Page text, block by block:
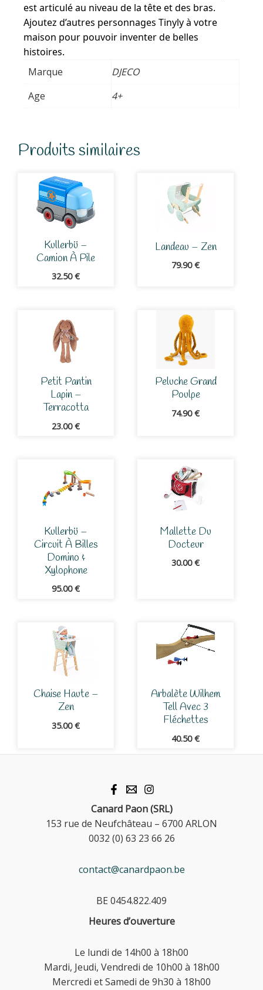
est articulé au niveau de la tête et des bras.
Ajoutez d’autres personnages Tinyly à votre
maison pour pouvoir inventer de belles
histoires.
Marque
DJECO
Age
4+
Produits similaires
Kullerbü –
Camion À Pile
32.50€
Landeau – Zen
79.90€
Petit Pantin
Lapin –
Terracotta
23.00€
Peluche Grand
Poulpe
74.90€
Kullerbü –
Circuit À Billes
Domino &
Xylophone
95.00€
Mallette Du
Docteur
30.00€
Chaise Haute –
Zen
35.00€
Arbalète Wilhem
Tell Avec 3
Fléchettes
40.50€
Canard Paon (SRL)
153 rue de Neufchâteau – 6700 ARLON
0032 (0) 63 23 66 26
contact@canardpaon.be
BE 0454.822.409
Heures d’ouverture
Le lundi de 14h00 à 18h00
Mardi, Jeudi, Vendredi de 10h00 à 18h00
Mercredi et Samedi de 9h30 à 18h00